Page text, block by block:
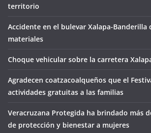
territorio
Accidente en el bulevar Xalapa-Banderilla
materiales
Choque vehicular sobre la carretera
Agradecen coatzacoalqueños que el
actividades gratuitas a las familias
Veracruzana Protegida ha brindado más
de protección y bienestar a mujeres